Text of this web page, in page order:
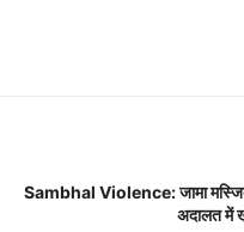
Sambhal Violence: जामा
अदालत में